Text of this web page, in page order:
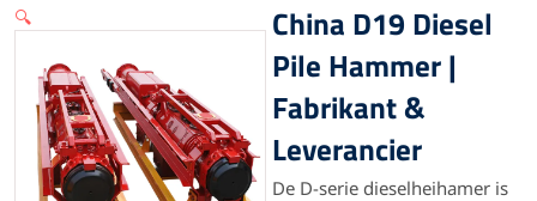
🔍
China D19 Diesel
Pile Hammer |
Fabrikant &
Leverancier
De D-serie dieselheihamer is